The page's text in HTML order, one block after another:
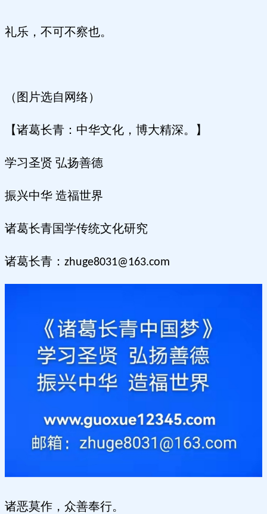
礼乐，不可不察也。
（图片选自网络）
【诸葛长青：中华文化，博大精深。】
学习圣贤 弘扬善德
振兴中华 造福世界
诸葛长青国学传统文化研究
诸葛长青： zhuge8031@163.com
诸恶莫作，众善奉行。